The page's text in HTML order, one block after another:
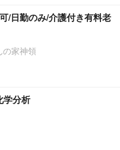
/日勤のみ/介護付き有料老
家神領
学分析